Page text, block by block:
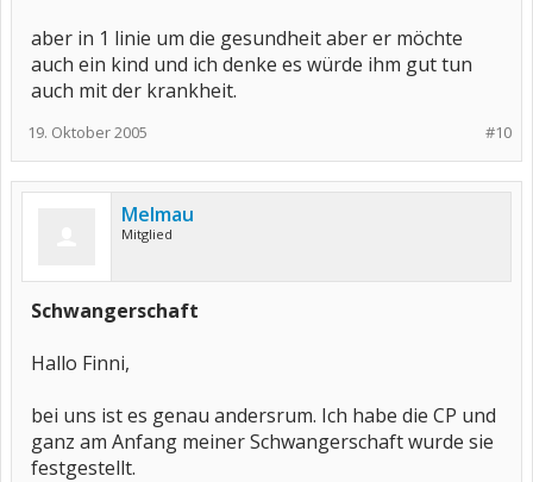
Gitta
aber in 1 linie um die gesundheit aber er möchte
auch ein kind und ich denke es würde ihm gut tun
auch mit der krankheit.
#10
19. Oktober 2005
Melmau
Mitglied
Schwangerschaft
Hallo Finni,
bei uns ist es genau andersrum. Ich habe die CP und
ganz am Anfang meiner Schwangerschaft wurde sie
festgestellt.